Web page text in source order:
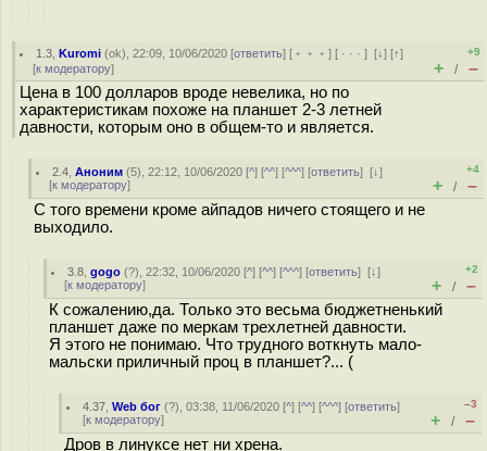
1.3 ,Kuromi (ok), 22:09, 10/06/2020 [ответить] [ ﹢﹢﹢] [ · · ·][↓] [↑]
[к модератору]
+9
+ / –
Цена в 100 долларов вроде невелика, но по
характеристикам похоже на планшет 2-3 летней
давности, которым оно в общем-то и является.
2.4 ,Аноним (5), 22:12, 10/06/2020 [^] [^^] [^^^] [ответить][↓]
[к модератору]
+4
+ / –
С того времени кроме айпадов ничего стоящего и не
выходило.
3.8 ,gogo (?), 22:32, 10/06/2020 [^] [^^] [^^^] [ответить][↓]
[к модератору]
+2
+ / –
К сожалению,да. Только это весьма бюджетненький
планшет даже по меркам трехлетней давности.
Я этого не понимаю. Что трудного воткнуть мало-
мальски приличный проц в планшет?... (
4.37 ,Web бог (?), 03:38, 11/06/2020 [^] [^^] [^^^] [ответить]
[к модератору]
–3
+ / –
Дров в линуксе нет ни хрена.